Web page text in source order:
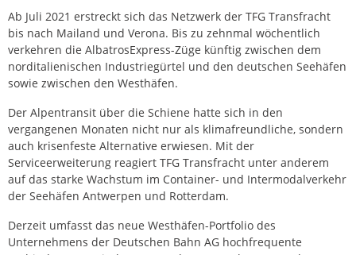
Ab Juli 2021 erstreckt sich das Netzwerk der TFG Transfracht
bis nach Mailand und Verona. Bis zu zehnmal wöchentlich
verkehren die AlbatrosExpress-Züge künftig zwischen dem
norditalienischen Industriegürtel und den deutschen Seehäfen
sowie zwischen den Westhäfen.
Der Alpentransit über die Schiene hatte sich in den
vergangenen Monaten nicht nur als klimafreundliche, sondern
auch krisenfeste Alternative erwiesen. Mit der
Serviceerweiterung reagiert TFG Transfracht unter anderem
auf das starke Wachstum im Container- und Intermodalverkehr
der Seehäfen Antwerpen und Rotterdam.
Derzeit umfasst das neue Westhäfen-Portfolio des
Unternehmens der Deutschen Bahn AG hochfrequente